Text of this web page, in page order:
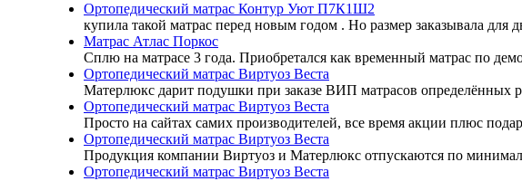
Ортопедический матрас Контур Уют П7К1Ш2
купила такой матрас перед новым годом . Но размер заказывала для
Матрас Атлас Поркос
Сплю на матрасе 3 года. Приобретался как временный матрас по
Ортопедический матрас Виртуоз Веста
Матерлюкс дарит подушки при заказе ВИП матрасов определённых
Ортопедический матрас Виртуоз Веста
Просто на сайтах самих производителей, все время акции плюс
Ортопедический матрас Виртуоз Веста
Продукция компании Виртуоз и Матерлюкс отпускаются по
Ортопедический матрас Виртуоз Веста